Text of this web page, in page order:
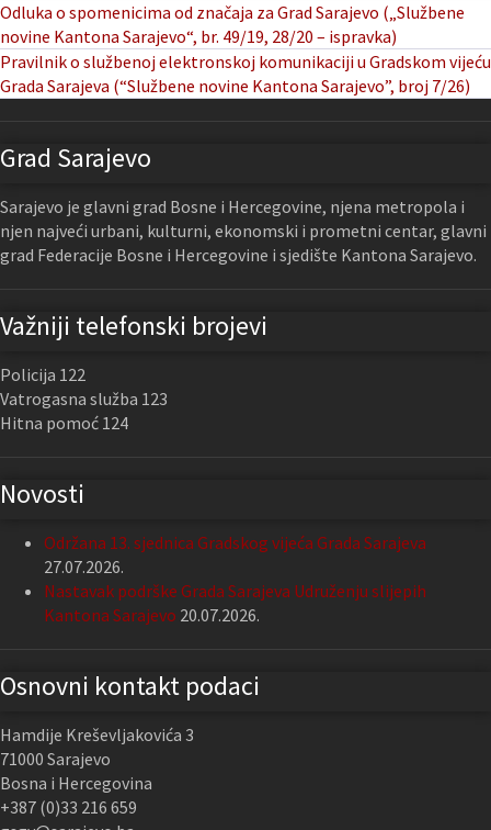
Odluka o spomenicima od značaja za Grad Sarajevo („Službene
novine Kantona Sarajevo“, br. 49/19, 28/20 – ispravka)
Pravilnik o službenoj elektronskoj komunikaciji u Gradskom vijeću
Grada Sarajeva (“Službene novine Kantona Sarajevo”, broj 7/26)
Grad Sarajevo
Sarajevo je glavni grad Bosne i Hercegovine, njena metropola i
njen najveći urbani, kulturni, ekonomski i prometni centar, glavni
grad Federacije Bosne i Hercegovine i sjedište Kantona Sarajevo.
Važniji telefonski brojevi
Policija 122
Vatrogasna služba 123
Hitna pomoć 124
Novosti
Održana 13. sjednica Gradskog vijeća Grada Sarajeva
27.07.2026.
Nastavak podrške Grada Sarajeva Udruženju slijepih
Kantona Sarajevo 20.07.2026.
Osnovni kontakt podaci
Hamdije Kreševljakovića 3
71000 Sarajevo
Bosna i Hercegovina
+387 (0)33 216 659